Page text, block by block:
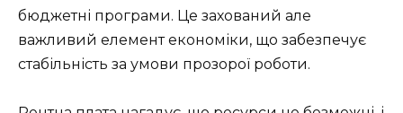
бюджетні програми. Це захований але
важливий елемент економіки, що забезпечує
стабільність за умови прозорої роботи.